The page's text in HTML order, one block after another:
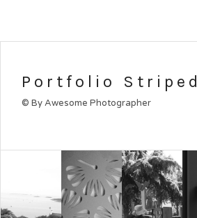
Portfolio Striped
© By Awesome Photographer